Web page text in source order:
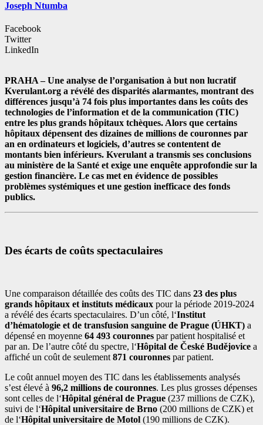
Joseph Ntumba
Facebook
Twitter
LinkedIn
PRAHA – Une analyse de l’organisation à but non lucratif
Kverulant.org a révélé des disparités alarmantes, montrant des
différences jusqu’à 74 fois plus importantes dans les coûts des
technologies de l’information et de la communication (TIC)
entre les plus grands hôpitaux tchèques. Alors que certains
hôpitaux dépensent des dizaines de millions de couronnes par
an en ordinateurs et logiciels, d’autres se contentent de
montants bien inférieurs. Kverulant a transmis ses conclusions
au ministère de la Santé et exige une enquête approfondie sur la
gestion financière. Le cas met en évidence de possibles
problèmes systémiques et une gestion inefficace des fonds
publics.
Des écarts de coûts spectaculaires
Une comparaison détaillée des coûts des TIC dans 23 des plus
grands hôpitaux et instituts médicaux pour la période 2019-2024
a révélé des écarts spectaculaires. D’un côté, l‘Institut
d’hématologie et de transfusion sanguine de Prague (ÚHKT) a
dépensé en moyenne 64 493 couronnes par patient hospitalisé et
par an. De l’autre côté du spectre, l‘Hôpital de České Budějovice a
affiché un coût de seulement 871 couronnes par patient.
Le coût annuel moyen des TIC dans les établissements analysés
s’est élevé à 96,2 millions de couronnes. Les plus grosses dépenses
sont celles de l‘Hôpital général de Prague (237 millions de CZK),
suivi de l‘Hôpital universitaire de Brno (200 millions de CZK) et
de l‘Hôpital universitaire de Motol (190 millions de CZK).